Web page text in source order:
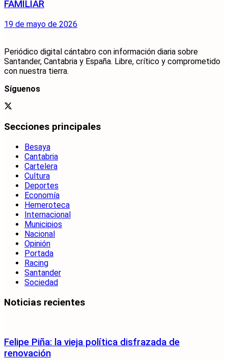
FAMILIAR
19 de mayo de 2026
Periódico digital cántabro con información diaria sobre
Santander, Cantabria y España. Libre, crítico y comprometido
con nuestra tierra.
Síguenos
Secciones principales
Besaya
Cantabria
Cartelera
Cultura
Deportes
Economía
Hemeroteca
Internacional
Municipios
Nacional
Opinión
Portada
Racing
Santander
Sociedad
Noticias recientes
Felipe Piña: la vieja política disfrazada de
renovación